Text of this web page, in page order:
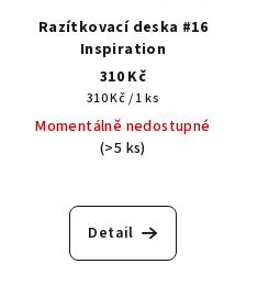
Razítkovací deska #16
Inspiration
310 Kč
Měrná
cena:
310 Kč / 1 ks
Momentálně nedostupné
(>5 ks)
Detail